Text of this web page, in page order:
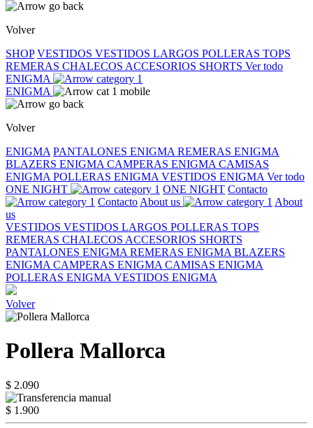
Volver
SHOP VESTIDOS VESTIDOS LARGOS POLLERAS TOPS
REMERAS CHALECOS ACCESORIOS SHORTS Ver todo
ENIGMA
ENIGMA
Volver
ENIGMA PANTALONES ENIGMA REMERAS ENIGMA
BLAZERS ENIGMA CAMPERAS ENIGMA CAMISAS
ENIGMA POLLERAS ENIGMA VESTIDOS ENIGMA Ver todo
ONE NIGHT
ONE NIGHT Contacto
Contacto About us
About
us
VESTIDOS VESTIDOS LARGOS POLLERAS TOPS
REMERAS CHALECOS ACCESORIOS SHORTS
PANTALONES ENIGMA REMERAS ENIGMA BLAZERS
ENIGMA CAMPERAS ENIGMA CAMISAS ENIGMA
POLLERAS ENIGMA VESTIDOS ENIGMA
Volver
Pollera Mallorca
$ 2.090
$ 1.900